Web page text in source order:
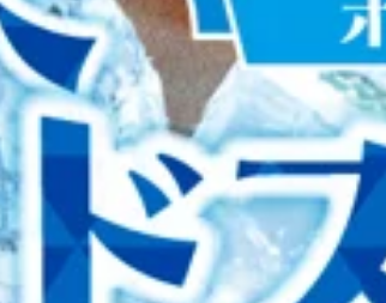
ヨーカドー曳舟店〈営業時間&gt;10時～
る日枝神社では神前に長さ1mの大きな
ことと、「はし」の語呂合わせから「
む夫婦の理想の姿にも例えられます。
て、コースの提案・提供しております
待ちしております♪『肩甲骨ストレッチ
〈営業時間&gt;10時～21時&lt;住所&gt;
トーヨーカドー曳舟店です♪明日、8月4
せ！お電話もお待ちしております！※
ませ。みなさん こんにちは！Re.Ra.Ku
。駅前にも新しい店舗が続々と登場し
感じたことはありませんか？実は、歩
すく、疲れを翌日に持ち越してしまう
筋肉をほぐしながらストレッチを取り
ングでもお気軽にご利用ください。疲
ッチ＆骨盤ストレッチ』をとり入れた
住所&gt;東京都墨田区京島 1-2-1 イトーヨ
イトーヨーカドー曳舟店です♪8月1日(土)
12：50～21：00までのお時間帯に空き
ざいますので是非お気軽にお越しくださ
合もございますので、予めご了承くださ
分・塩分補給、エアコンと扇風機の活用